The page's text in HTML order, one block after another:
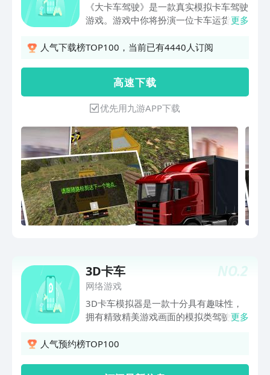
《大卡车驾驶》是一款真实模拟卡车驾驶
游戏。游戏中你将扮演一位卡车运货人，
陵，山区和陡峭的路径上，让你体验到真
更多
人气下载榜TOP100，当前已有4440人订阅
高 速 下 载
优先用九游APP下载
NO.2
3D卡车
网络游戏
3D卡车模拟器是一款十分具有趣味性，
拥有精致精美游戏画面的模拟类驾驶游
进行驾驶，你可以轻松地运输各种各样的
的体验将会是完全不同的，一定不要犹豫
更多
人气预约榜TOP100